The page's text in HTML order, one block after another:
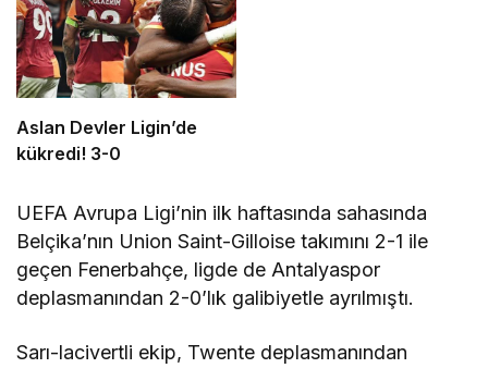
Aslan Devler Ligin’de
kükredi! 3-0
UEFA Avrupa Ligi’nin ilk haftasında sahasında
Belçika’nın Union Saint-Gilloise takımını 2-1 ile
geçen Fenerbahçe, ligde de Antalyaspor
deplasmanından 2-0’lık galibiyetle ayrılmıştı.
Sarı-lacivertli ekip, Twente deplasmanından